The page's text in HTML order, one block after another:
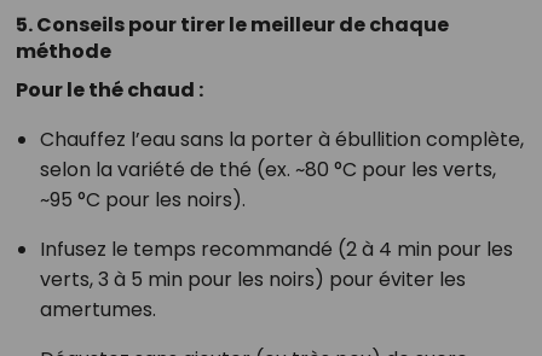
5. Conseils pour tirer le meilleur de chaque
méthode
Pour le thé chaud :
Chauffez l’eau sans la porter à ébullition complète,
selon la variété de thé (ex. ~80 °C pour les verts,
~95 °C pour les noirs).
Infusez le temps recommandé (2 à 4 min pour les
verts, 3 à 5 min pour les noirs) pour éviter les
amertumes.